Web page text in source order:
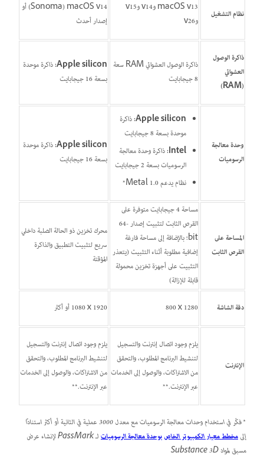
نظام التشغيل
macOS v13 وv14 وv15
وv26
macOS v14 ‏(Sonoma) أو
إصدار أحدث
ذاكرة الوصول
العشوائي
(RAM)
ذاكرة الوصول العشوائي RAM سعة
8 جيجابايت
Apple silicon: ذاكرة موحدة
بسعة 16 جيجابايت
وحدة معالجة
الرسوميات
Apple silicon: ذاكرة
موحدة بسعة 8 جيجابايت
Intel: ذاكرة وحدة معالجة
الرسوميات بسعة 2 جيجابايت
نظام يدعم Metal 1.0*
Apple silicon: ذاكرة موحدة
بسعة 16 جيجابايت
المساحة على
القرص الثابت
مساحة 4 جيجابايت متوفرة على
القرص الثابت لتثبيت إصدار ‎64-
bit؛ بالإضافة إلى مساحة فارغة
إضافية مطلوبة أثناء التثبيت (يتعذر
التثبيت على أجهزة تخزين محمولة
قابلة للإزالة)
محرك تخزين ذو الحالة الصلبة داخلي
سريع لتثبيت التطبيق والذاكرة
المؤقتة
دقة الشاشة 1280 x‏ 800 1920 x ‏1080 أو أكثر
الإنترنت
يلزم وجود اتصال إنترنت والتسجيل
لتنشيط البرنامج المطلوب، والتحقق
من الاشتراكات، والوصول إلى الخدمات
عبر الإنترنت.**
يلزم وجود اتصال إنترنت والتسجيل
لتنشيط البرنامج المطلوب، والتحقق
من الاشتراكات، والوصول إلى الخدمات
عبر الإنترنت.**
* فكّر في استخدام وحدات معالجة الرسوميات مع معدل 3000 عملية في الثانية أو أكثر استنادًا
إلىمخطط معيار الكمبيوتر الخاص بوحدة معالجة الرسوميات
لـ PassMark لإنشاء عرض
مسبق لمواد Substance 3D